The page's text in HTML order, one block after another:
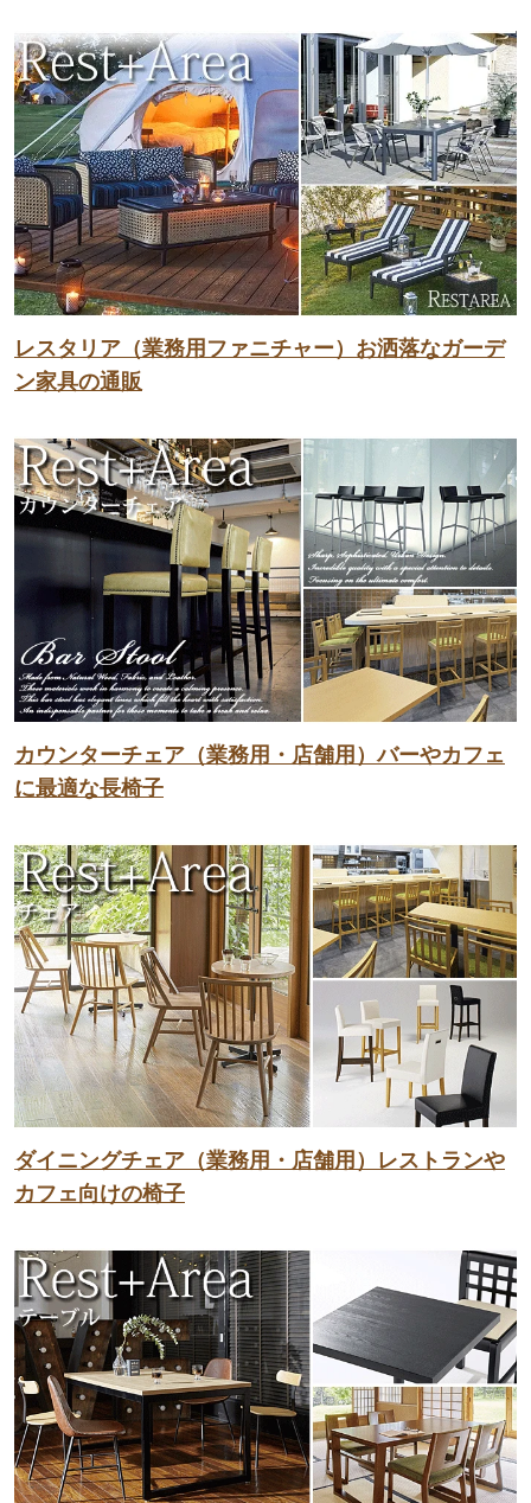
レスタリア（業務用ファニチャー）お洒落なガーデ
ン家具の通販
カウンターチェア（業務用・店舗用）バーやカフェ
に最適な長椅子
ダイニングチェア（業務用・店舗用）レストランや
カフェ向けの椅子